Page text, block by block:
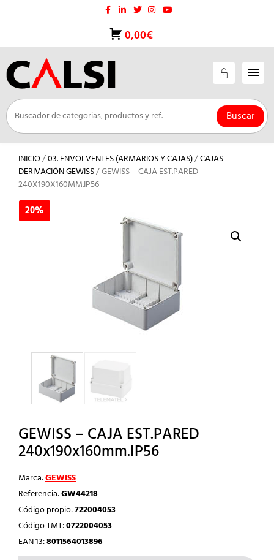
0,00€
Buscar
INICIO/03. ENVOLVENTES (ARMARIOS Y CAJAS)/CAJAS
DERIVACIÓN GEWISS/ GEWISS – CAJA EST.PARED
240X190X160MM.IP56
20%
GEWISS – CAJA EST.PARED
240x190x160mm.IP56
Marca:GEWISS
Referencia:GW44218
Código propio:722004053
Código TMT:0722004053
EAN 13:8011564013896
20%